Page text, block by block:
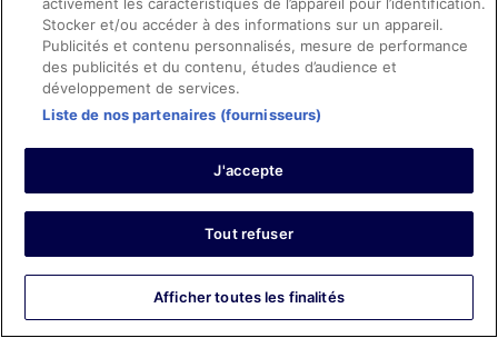
The Dilly
Holiday Inn London - Kensington High St. by IHG
The Tower Hotel, by Thistle
Novotel London ExCeL
Assembly Leicester Square
Crowne Plaza London - Kings Cross by IHG
Destinations Populaires
Stocker et/ou accéder à des informations sur un appareil.
Publicités et contenu personnalisés, mesure de performance
des publicités et du contenu, études d’audience et
développement de services.
Liste de nos partenaires (fournisseurs)
J'accepte
Tout refuser
Afficher toutes les finalités